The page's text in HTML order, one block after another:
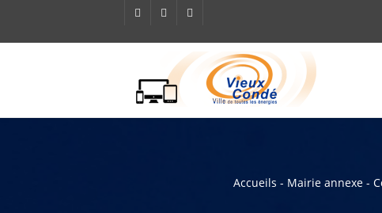
Accueils - Mairie annexe -